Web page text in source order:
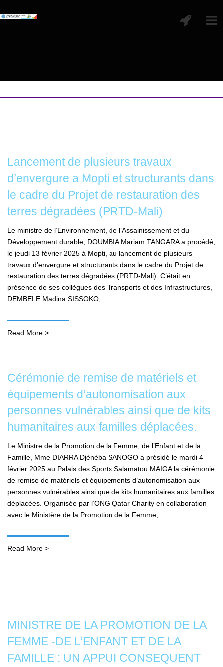
Lancement de plusieurs travaux
d’envergure a Mopti et structurants dans
le cadre du Projet de restauration des
terres dégradées (PRTD-Mali)
Le ministre de l’Environnement, de l’Assainissement et du
Développement durable, DOUMBIA Mariam TANGARA a procédé,
le jeudi 13 février 2025 à Mopti, au lancement de plusieurs
travaux d’envergure et structurants dans le cadre du Projet de
restauration des terres dégradées (PRTD-Mali). C’était en
présence de ses collègues des Transports et des Infrastructures,
DEMBELE Madina SISSOKO,
Read More >
Cérémonie de remise de matériels et
équipements d’autonomisation aux
personnes vulnérables ainsi que de kits
humanitaires aux familles déplacées.
Le Ministre de la Promotion de la Femme, de l’Enfant et de la
Famille, Mme DIARRA Djénéba SANOGO a présidé le mardi 4
février 2025 au Palais des Sports Salamatou MAIGA la cérémonie
de remise de matériels et équipements d’autonomisation aux
personnes vulnérables ainsi que de kits humanitaires aux familles
déplacées. Organisée par l’ONG Qatar Charity en collaboration
avec le Ministère de la Promotion de la Femme,
Read More >
MINISTRE DE LA PROMOTION DE LA
FEMME -DE L’ENFANT ET DE LA
FAMILLE : UN APPUI CONSEQUENT